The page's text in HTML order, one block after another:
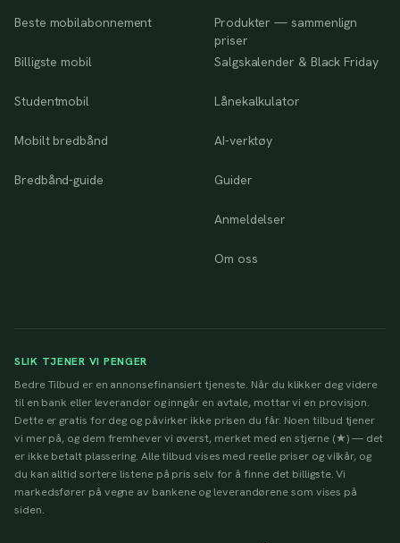
Beste mobilabonnement
Billigste mobil
Studentmobil
Mobilt bredbånd
Bredbånd-guide
Produkter — sammenlign
priser
Salgskalender & Black Friday
Lånekalkulator
AI-verktøy
Guider
Anmeldelser
Om oss
SLIK TJENER VI PENGER
Bedre Tilbud er en annonsefinansiert tjeneste. Når du klikker deg videre
til en bank eller leverandør og inngår en avtale, mottar vi en provisjon.
Dette er gratis for deg og påvirker ikke prisen du får. Noen tilbud tjener
vi mer på, og dem fremhever vi øverst, merket med en stjerne (★) — det
er ikke betalt plassering. Alle tilbud vises med reelle priser og vilkår, og
du kan alltid sortere listene på pris selv for å finne det billigste. Vi
markedsfører på vegne av bankene og leverandørene som vises på
siden.